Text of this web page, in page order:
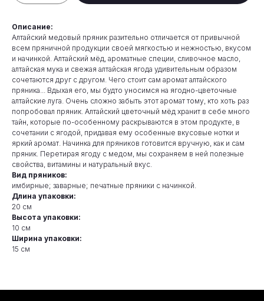
Описание:
Алтайский медовый пряник разительно отличается от привычной
всем пряничной продукции своей мягкостью и нежностью, вкусом
и начинкой. Алтайский мёд, ароматные специи, сливочное масло,
алтайская мука и свежая алтайская ягода удивительным образом
сочетаются друг с другом. Чего стоит сам аромат алтайского
пряника... Вдыхая его, мы будто уносимся на ягодно-цветочные
алтайские луга. Очень сложно забыть этот аромат тому, кто хоть раз
попробовал пряник. Алтайский цветочный мёд хранит в себе много
тайн, которые по-особенному раскрываются в этом продукте, в
сочетании с ягодой, придавая ему особенные вкусовые нотки и
яркий аромат. Начинка для пряников готовится вручную, как и сам
пряник. Перетирая ягоду с медом, мы сохраняем в ней полезные
свойства, витамины и натуральный вкус.
Вид пряников:
имбирные; заварные; печатные пряники с начинкой.
Длина упаковки:
20 см
Высота упаковки:
10 см
Ширина упаковки:
15 см